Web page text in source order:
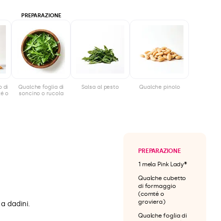
PREPARAZIONE
di
o
Qualche foglia di
soncino o rucola
Salsa al pesto Qualche pinolo
dadini.
PREPARAZIONE
1 mela Pink Lady®
Qualche cubetto
di formaggio
(comté o
groviera)
Qualche foglia di